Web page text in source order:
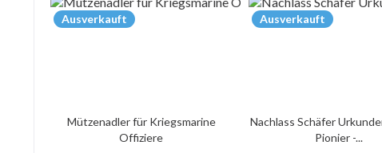
Ausverkauft
Mützenadler für Kriegsmarine
Offiziere
Ausverkauft
Nachlass Schäfer
Pionier -...